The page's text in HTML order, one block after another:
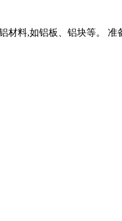
料,如铝板、铝块等。